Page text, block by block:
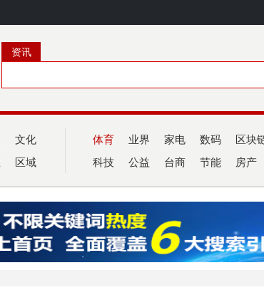
资讯
文化
区域
体育 业界 家电 数码 区块
科技 公益 台商 节能 房产